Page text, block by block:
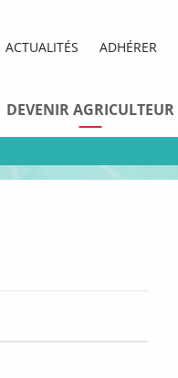
ACTUALITÉS ADHÉRER
DEVENIR AGRICULTEUR